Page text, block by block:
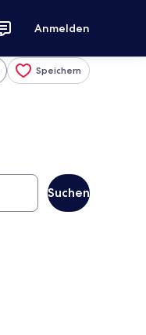
Anmelden
Speichern
Suchen